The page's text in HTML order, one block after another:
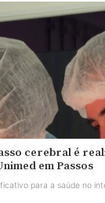
cerebral é
em Passos
para a saúde no